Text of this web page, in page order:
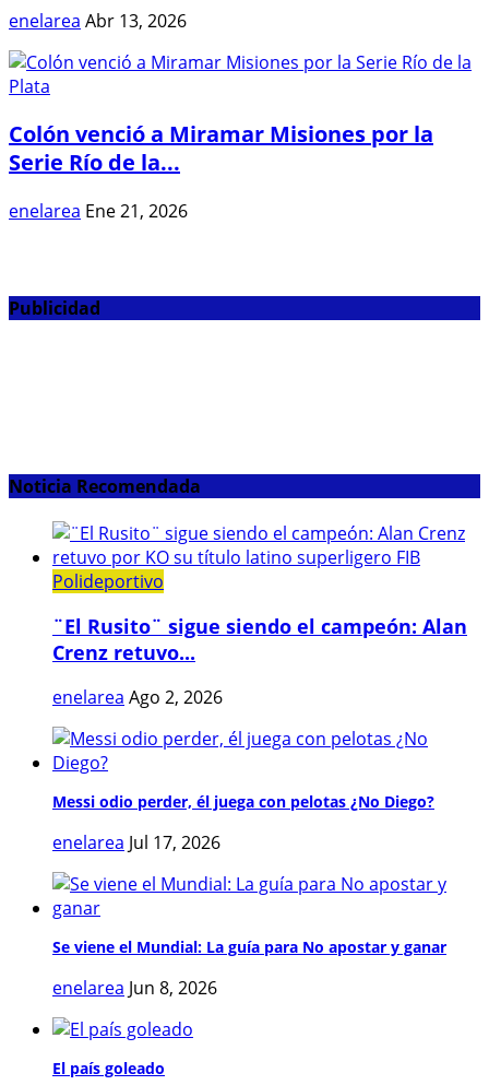
enelarea Abr 13, 2026
Colón venció a Miramar Misiones por la
Serie Río de la...
enelarea Ene 21, 2026
Publicidad
Noticia Recomendada
Polideportivo
¨El Rusito¨ sigue siendo el campeón: Alan
Crenz retuvo...
enelarea Ago 2, 2026
Messi odio perder, él juega con pelotas ¿No Diego?
enelarea Jul 17, 2026
Se viene el Mundial: La guía para No apostar y ganar
enelarea Jun 8, 2026
El país goleado